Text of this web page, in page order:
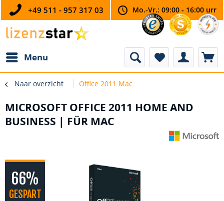
+49 511 - 957 317 03 Mo.-Vr.: 09:00 - 16:00 urr
Menu
Naar overzicht Office 2011 Mac
MICROSOFT OFFICE 2011 HOME AND
BUSINESS | FÜR MAC
66%
GESPART